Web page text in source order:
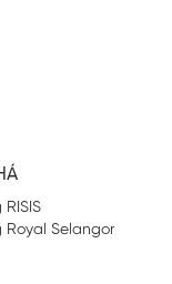
Selangor